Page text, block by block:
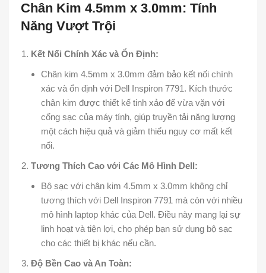
Chân Kim 4.5mm x 3.0mm: Tính
Năng Vượt Trội
Kết Nối Chính Xác và Ổn Định:
Chân kim 4.5mm x 3.0mm đảm bảo kết nối chính
xác và ổn định với Dell Inspiron 7791. Kích thước
chân kim được thiết kế tinh xảo để vừa vặn với
cổng sạc của máy tính, giúp truyền tải năng lượng
một cách hiệu quả và giảm thiểu nguy cơ mất kết
nối.
Tương Thích Cao với Các Mô Hình Dell:
Bộ sạc với chân kim 4.5mm x 3.0mm không chỉ
tương thích với Dell Inspiron 7791 mà còn với nhiều
mô hình laptop khác của Dell. Điều này mang lại sự
linh hoạt và tiện lợi, cho phép bạn sử dụng bộ sạc
cho các thiết bị khác nếu cần.
Độ Bền Cao và An Toàn: